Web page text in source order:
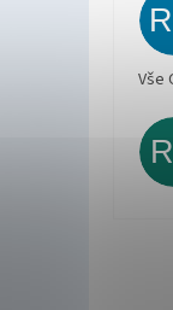
Vše